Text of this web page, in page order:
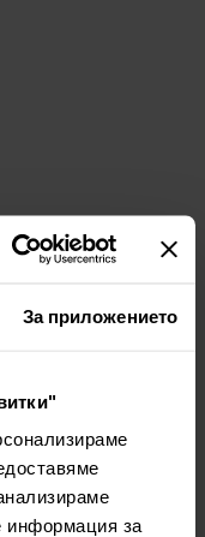
За приложението
информация за